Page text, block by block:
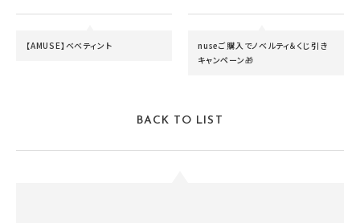
【AMUSE】ベベティント
nuseご購入でノベルティ＆くじ引き
キャンペーン🎁
BACK TO LIST